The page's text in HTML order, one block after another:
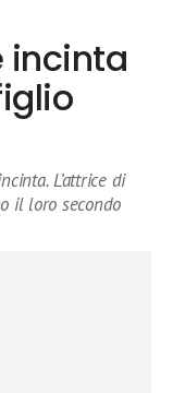
incinta
L’attrice di
il loro secondo